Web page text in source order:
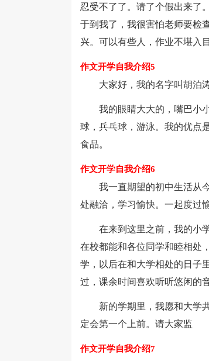
忍受不了了。请了个假出来了
于到我了，我很害怕老师要检
兴。可以有些人，作业不堪入
作文开学自我介绍5
大家好，我的名字叫胡泊涛
我的眼睛大大的，嘴巴小小
球，兵乓球，游泳。我的优点
食品。
作文开学自我介绍6
我一直期望的初中生活从今
处融洽，学习愉快。一起度过
在来到这里之前，我的小学
在校都能和各位同学和睦相处
学，以后在和大学相处的日子
过，课余时间喜欢听听悠闲的音
新的学期里，我愿和大学共
定会第一个上前。请大家监
作文开学自我介绍7